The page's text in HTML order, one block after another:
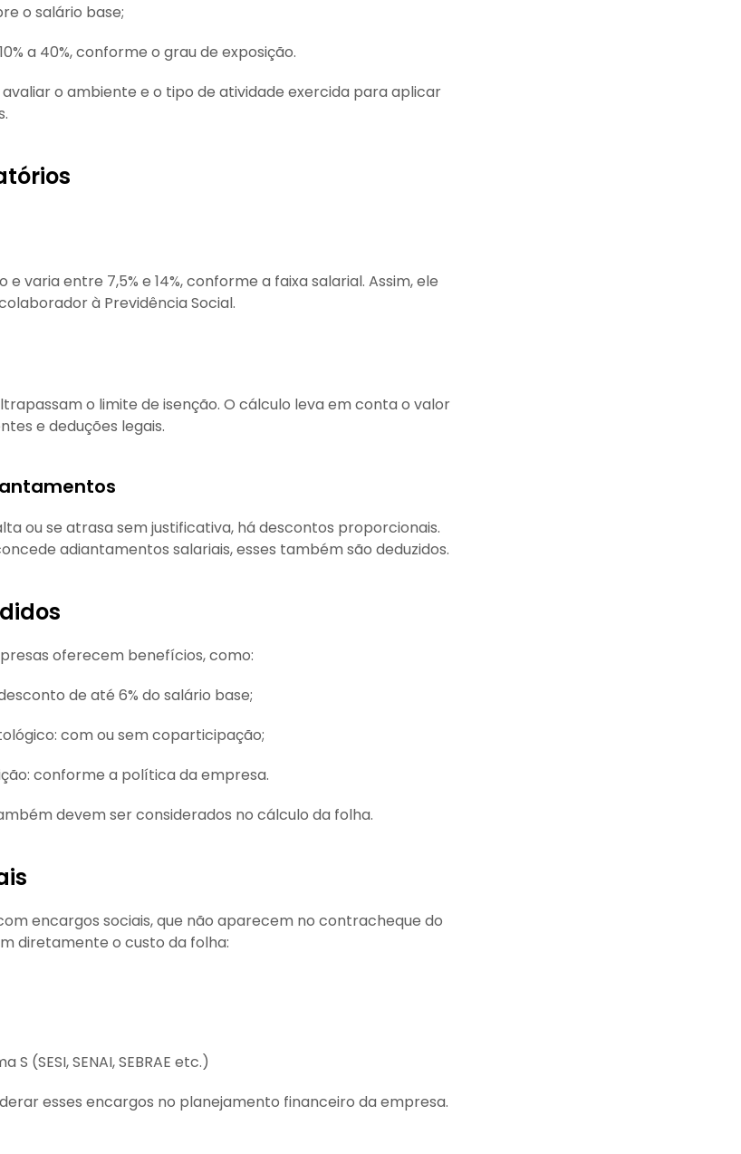
o salário base;
a 40%, conforme o grau de exposição.
o ambiente e o tipo de atividade exercida para aplicar
varia entre 7,5% e 14%, conforme a faixa salarial. Assim, ele
à Previdência Social.
o limite de isenção. O cálculo leva em conta o valor
e deduções legais.
ou se atrasa sem justificativa, há descontos proporcionais.
adiantamentos salariais, esses também são deduzidos.
oferecem benefícios, como:
de até 6% do salário base;
com ou sem coparticipação;
conforme a política da empresa.
devem ser considerados no cálculo da folha.
encargos sociais, que não aparecem no contracheque do
diretamente o custo da folha:
(SESI, SENAI, SEBRAE etc.)
esses encargos no planejamento financeiro da empresa.